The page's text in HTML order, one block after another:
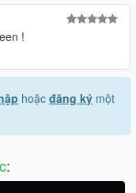
!
hoặc đăng ký một
: